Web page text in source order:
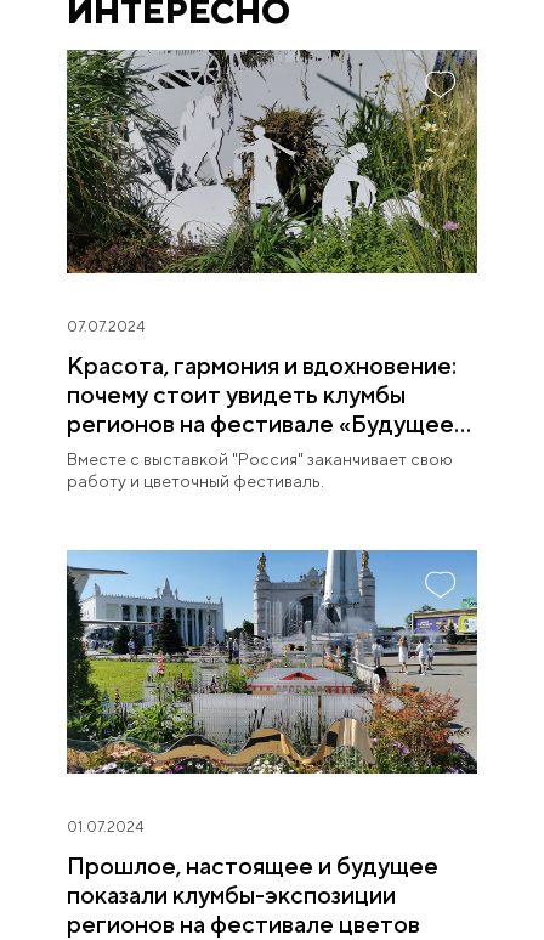
ИНТЕРЕСНО
07.07.2024
Красота, гармония и вдохновение:
почему стоит увидеть клумбы
регионов на фестивале «Будущее
в цветах»
Вместе с выставкой "Россия" заканчивает свою
работу и цветочный фестиваль.
01.07.2024
Прошлое, настоящее и будущее
показали клумбы-экспозиции
регионов на фестивале цветов